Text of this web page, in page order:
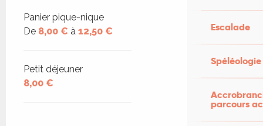
Escalade
Spéléologie
parcours
Panier pique-nique
De 8,00 € à 12,50 €
Petit déjeuner
8,00 €